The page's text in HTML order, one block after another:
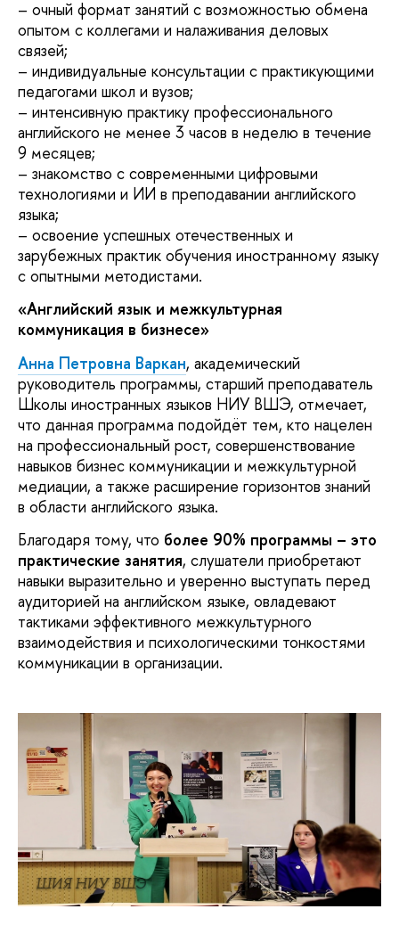
– очный формат занятий с возможностью обмена
опытом с коллегами и налаживания деловых
связей;
– индивидуальные консультации с практикующими
педагогами школ и вузов;
– интенсивную практику профессионального
английского не менее 3 часов в неделю в течение
9 месяцев;
– знакомство с современными цифровыми
технологиями и ИИ в преподавании английского
языка;
– освоение успешных отечественных и
зарубежных практик обучения иностранному языку
с опытными методистами.
«Английский язык и межкультурная
коммуникация в бизнесе»
Анна Петровна Варкан, академический
руководитель программы, старший преподаватель
Школы иностранных языков НИУ ВШЭ, отмечает,
что данная программа подойдёт тем, кто нацелен
на профессиональный рост, совершенствование
навыков бизнес коммуникации и межкультурной
медиации, а также расширение горизонтов знаний
в области английского языка.
Благодаря тому, что более 90% программы – это
практические занятия, слушатели приобретают
навыки выразительно и уверенно выступать перед
аудиторией на английском языке, овладевают
тактиками эффективного межкультурного
взаимодействия и психологическими тонкостями
коммуникации в организации.
ШИЯ НИУ ВШЭ